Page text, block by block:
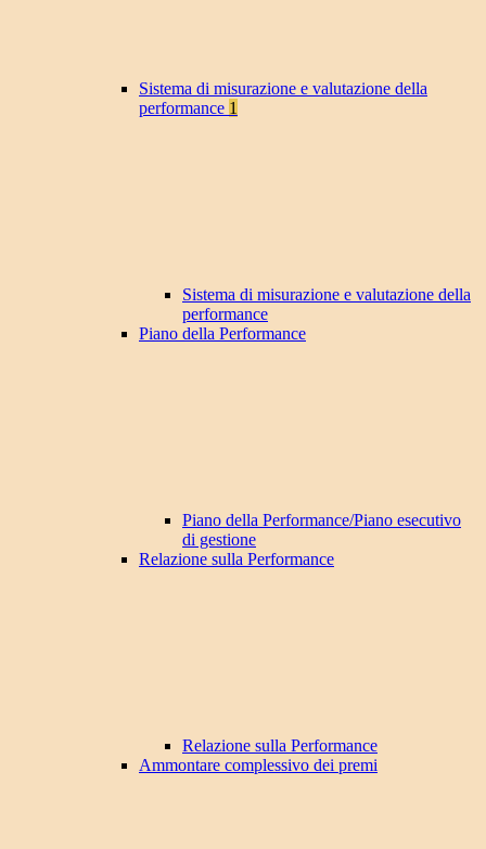
Sistema di misurazione e valutazione della
performance 1
Sistema di misurazione e valutazione della
performance
Piano della Performance
Piano della Performance/Piano esecutivo
di gestione
Relazione sulla Performance
Relazione sulla Performance
Ammontare complessivo dei premi